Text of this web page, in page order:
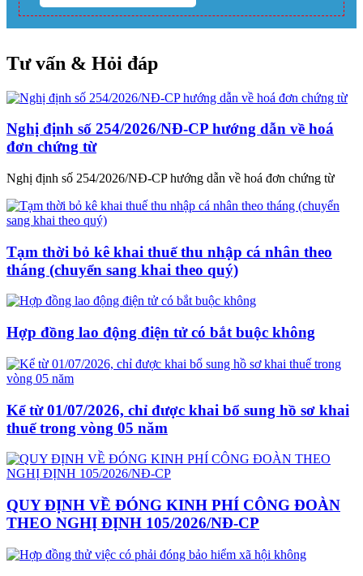
Tư vấn & Hỏi đáp
Nghị định số 254/2026/NĐ-CP hướng dẫn về hoá
đơn chứng từ
Nghị định số 254/2026/NĐ-CP hướng dẫn về hoá đơn chứng từ
Tạm thời bỏ kê khai thuế thu nhập cá nhân theo
tháng (chuyển sang khai theo quý)
Hợp đồng lao động điện tử có bắt buộc không
Kể từ 01/07/2026, chỉ được khai bổ sung hồ sơ khai
thuế trong vòng 05 năm
QUY ĐỊNH VỀ ĐÓNG KINH PHÍ CÔNG ĐOÀN
THEO NGHỊ ĐỊNH 105/2026/NĐ-CP